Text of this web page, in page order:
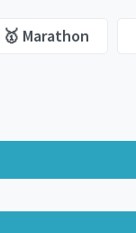
🥇 Marathon